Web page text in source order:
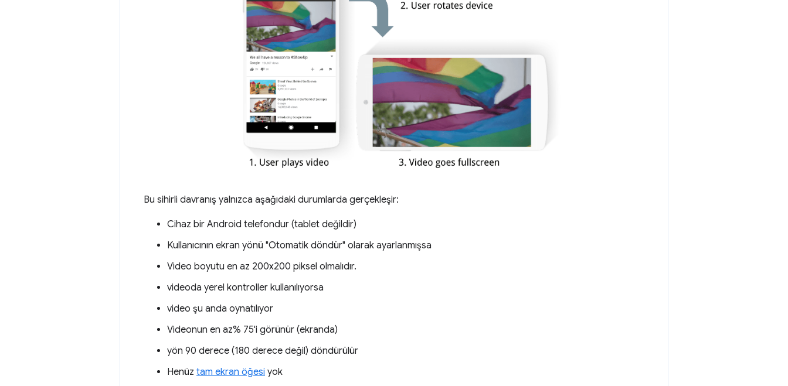
Bu sihirli davranış yalnızca aşağıdaki durumlarda gerçekleşir:
Cihaz bir Android telefondur (tablet değildir)
Kullanıcının ekran yönü "Otomatik döndür" olarak ayarlanmışsa
Video boyutu en az 200x200 piksel olmalıdır.
videoda yerel kontroller kullanılıyorsa
video şu anda oynatılıyor
Videonun en az% 75'i görünür (ekranda)
yön 90 derece (180 derece değil) döndürülür
Henüz tam ekran öğesi yok